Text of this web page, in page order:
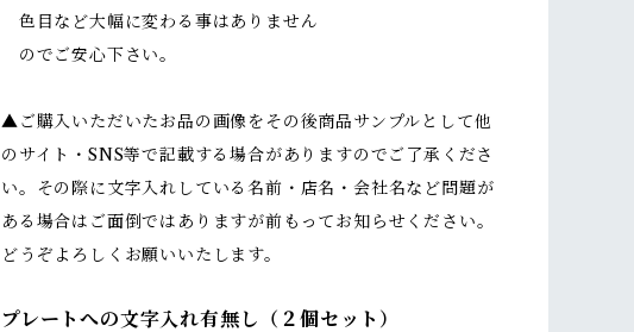
色目など大幅に変わる事はありません
のでご安心下さい。
▲ご購入いただいたお品の画像をその後商品サンプルとして他
のサイト・SNS等で記載する場合がありますのでご了承くださ
い。その際に文字入れしている名前・店名・会社名など問題が
ある場合はご面倒ではありますが前もってお知らせください。
どうぞよろしくお願いいたします。
プレートへの文字入れ有無し（２個セット）